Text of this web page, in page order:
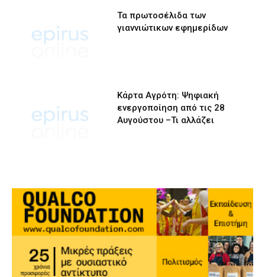
Τα πρωτοσέλιδα των
γιαννιώτικων εφημερίδων
Κάρτα Αγρότη: Ψηφιακή
ενεργοποίηση από τις 28
Αυγούστου –Τι αλλάζει